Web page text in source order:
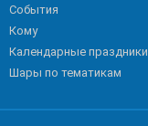
События
Кому
Календарные праздники
Шары по тематикам